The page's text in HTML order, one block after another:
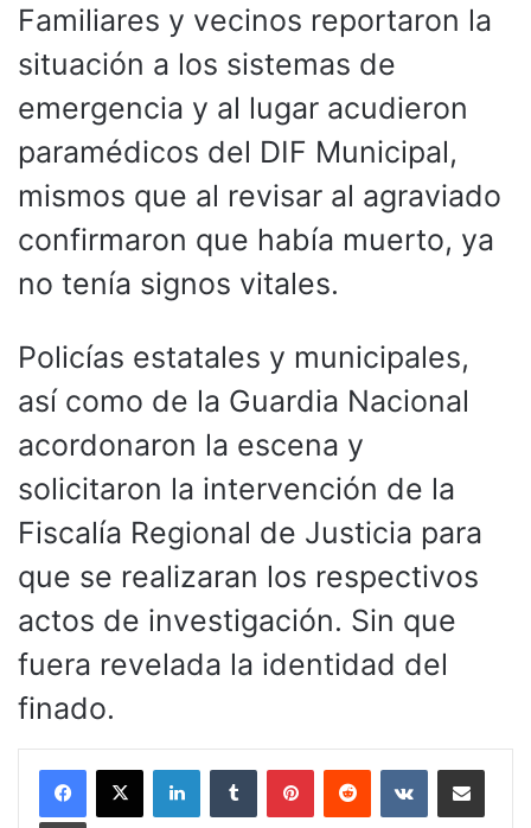
Familiares y vecinos reportaron la
situación a los sistemas de
emergencia y al lugar acudieron
paramédicos del DIF Municipal,
mismos que al revisar al agraviado
confirmaron que había muerto, ya
no tenía signos vitales.
Policías estatales y municipales,
así como de la Guardia Nacional
acordonaron la escena y
solicitaron la intervención de la
Fiscalía Regional de Justicia para
que se realizaran los respectivos
actos de investigación. Sin que
fuera revelada la identidad del
finado.
LinkedInTumblr PinterestReddit VKontakteCompartir por
Imprimir